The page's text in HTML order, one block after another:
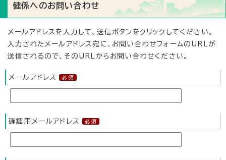
健係へのお問い合わせ
メールアドレスを入力して、送信ボタンをクリックしてください。
入力されたメールアドレス宛に、お問い合わせフォームのURLが
送信されるので、そのURLからお問い合わせください。
メールアドレス
確認用メールアドレス